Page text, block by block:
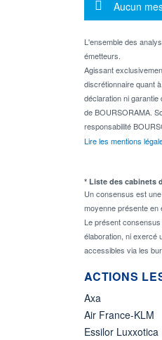
Aucun
L'ensemble des
émetteurs.
Agissant
discrétionnaire quant
déclaration ni
de BOURSORAMA.
responsabilité
Lire les mentions
* Liste des cabinets
Un consensus est
moyenne présente en
Le présent
élaboration, ni exercé
accessibles via les
ACTIONS
Axa
Air France-KLM
Essilor Luxxotica